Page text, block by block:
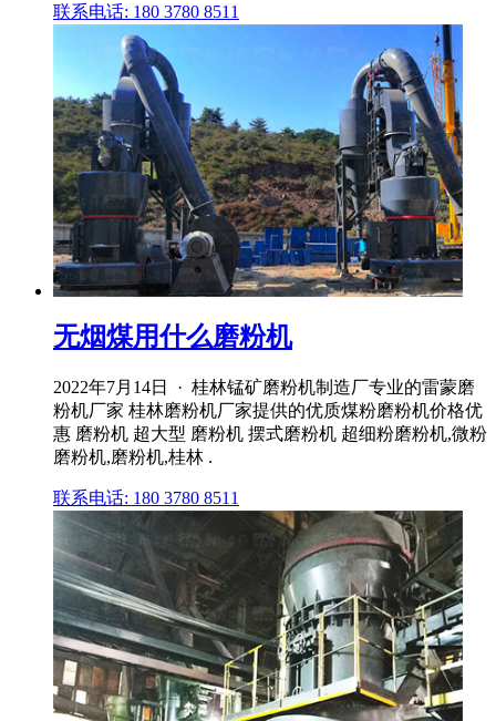
联系电话: 180 3780 8511
无烟煤用什么磨粉机
2022年7月14日 · 桂林锰矿磨粉机制造厂专业的雷蒙磨
粉机厂家 桂林磨粉机厂家提供的优质煤粉磨粉机价格优
惠 磨粉机 超大型 磨粉机 摆式磨粉机 超细粉磨粉机,微粉
磨粉机,磨粉机,桂林 .
联系电话: 180 3780 8511